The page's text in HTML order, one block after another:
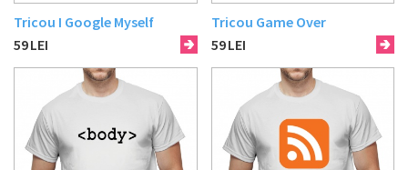
Tricou I Google Myself
59LEI
Tricou Game Over
59LEI